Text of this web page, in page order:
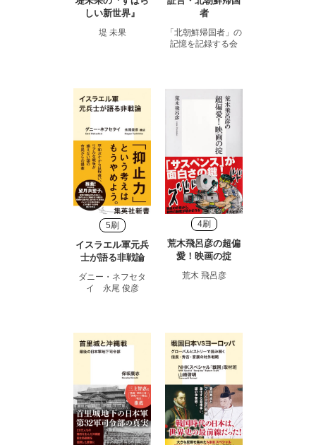
しい新世界』
堤 未果
者
「北朝鮮帰国者」の
記憶を記録する会
5刷
イスラエル軍元兵
士が語る非戦論
ダニー・ネフセタ
イ 永尾 俊彦
4刷
荒木飛呂彦の超偏
愛！映画の掟
荒木 飛呂彦